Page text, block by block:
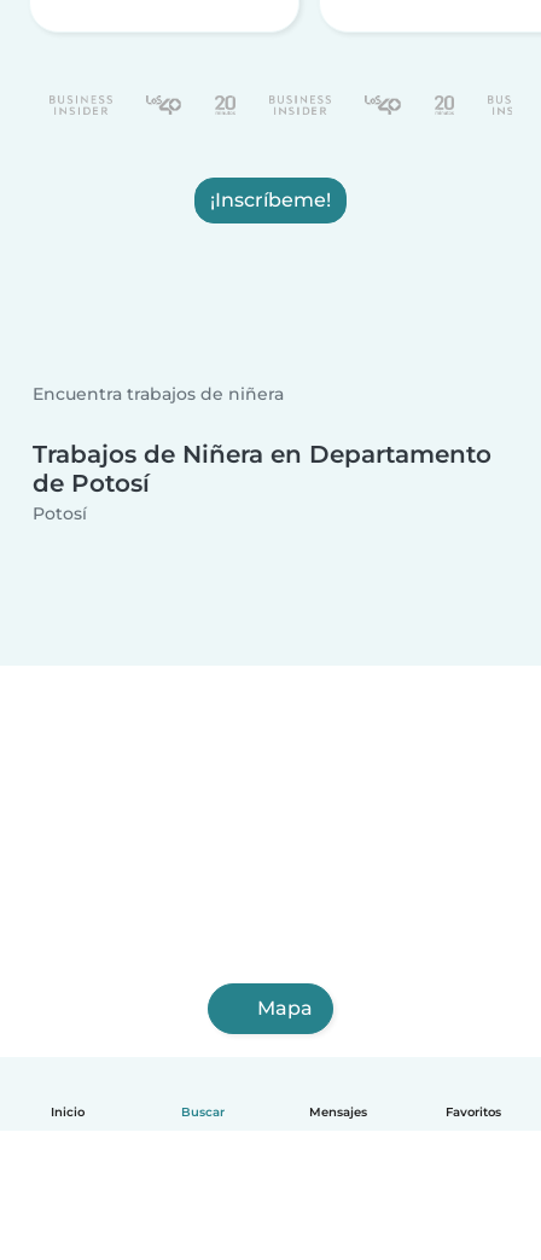
Inicio Buscar Mensajes Favoritos
¡Inscríbeme!
Encuentra trabajos de niñera
Trabajos de Niñera en Departamento
de Potosí
Potosí
Mapa